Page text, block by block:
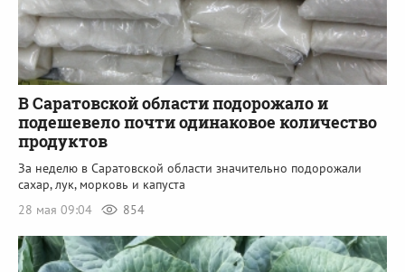
В Саратовской области подорожало и
подешевело почти одинаковое количество
продуктов
За неделю в Саратовской области значительно подорожали
сахар, лук, морковь и капуста
28 мая 09:04
854